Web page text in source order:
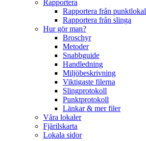
Rapportera
Rapportera från punktlokal
Rapportera från slinga
Hur gör man?
Broschyr
Metoder
Snabbguide
Handledning
Miljöbeskrivning
Viktigaste filerna
Slingprotokoll
Punktprotokoll
Länkar & mer filer
Våra lokaler
Fjärilskarta
Lokala sidor